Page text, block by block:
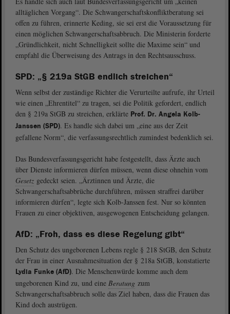
alltäglichen Vorgang“. Die Schwangerschaftskonfliktberatung sei
offen zu führen, erinnerte Keding, sie sei erst die Voraussetzung für
einen möglichen Schwangerschaftsabbruch. Die Ministerin forderte
„Gründlichkeit, nicht Schnelligkeit sollte die Maxime sein“ und
empfahl die Überweisung des Antrags in den Rechtsausschuss.
SPD: „§ 219a StGB endlich streichen“
Wenn selbst der zuständige Richter die Verurteilte aufrufe, ihr Urteil
wie einen „Ehrentitel“ zu tragen, sei die Politik gefordert, endlich
den § 219a StGB zu streichen, erklärte Prof. Dr. Angela Kolb-
Janssen (SPD). Es handle sich dabei um „eine aus der Zeit
gefallene Norm“, die verfassungsrechtlich zumindest bedenklich sei.
Das Bundesverfassungsgericht habe festgestellt, dass Ärzte auch
über Dienste informieren dürfen müssen, wenn diese ohnehin vom
Gesetz gedeckt seien. „Ärztinnen und Ärzte, die
Schwangerschaftsabbrüche durchführen, müssen straffrei darüber
informieren dürfen“, legte sich Kolb-Janssen fest. Nur so könnten
Frauen zu einer objektiven, ausgewogenen Entscheidung gelangen.
AfD: „Froh, dass es diese Regelung gibt“
Den Schutz des ungeborenen Lebens regle § 218 StGB, den Schutz
der Frau in einer Ausnahmesituation der § 218a StGB, konstatierte
Lydia Funke (AfD). Die Menschenwürde komme auch dem
ungeborenen Kind zu, und eine Beratung zum
Schwangerschaftsabbruch solle das Ziel haben, dass die Frauen das
Kind doch austrügen.